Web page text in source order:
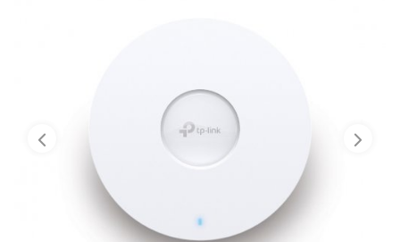
ДЛЯ ОПЕРАТОРОВ СВЯЗИ